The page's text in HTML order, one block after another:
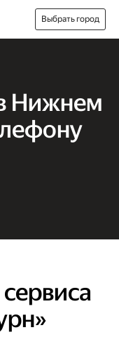
Выбрать город
Нижнем